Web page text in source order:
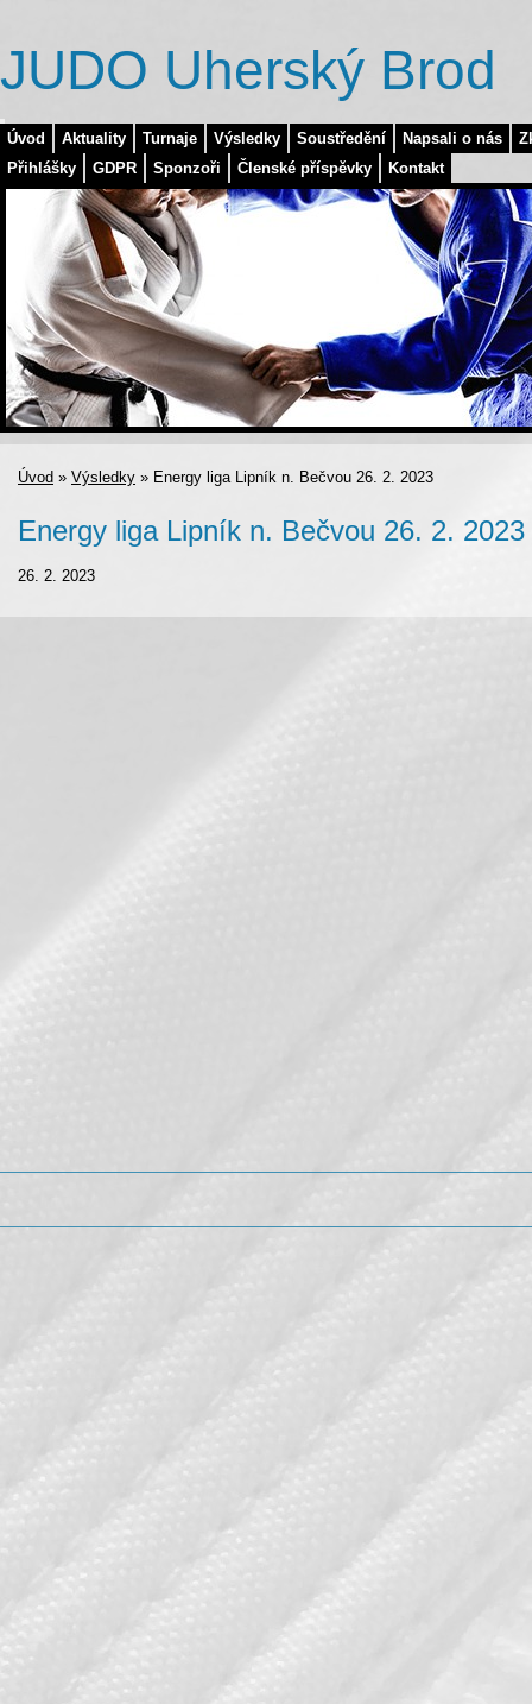
Úvod Aktuality Turnaje Výsledky Soustředění Napsali o nás
Přihlášky
GDPR Sponzoři Členské příspěvky Kontakt
JUDO Uherský Brod
Úvod » Výsledky » Energy liga Lipník n. Bečvou 26. 2. 2023
Energy liga Lipník n. Bečvou 26. 2. 2023
26. 2. 2023